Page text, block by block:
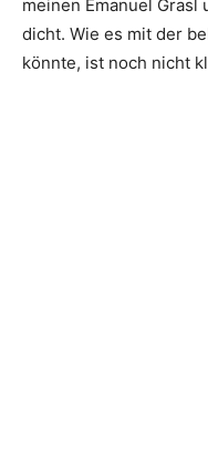
meinen Emanuel Grasl
dicht. Wie es mit der
könnte, ist noch nicht